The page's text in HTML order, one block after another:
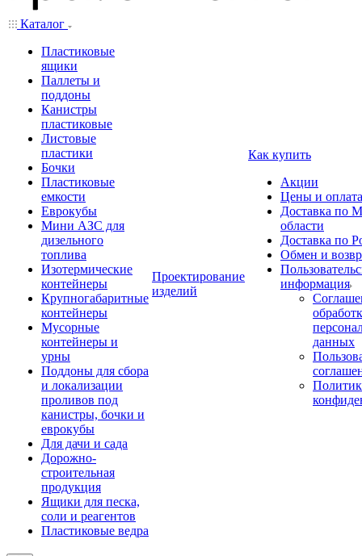
Каталог
Пластиковые
ящики
Паллеты и
поддоны
Канистры
пластиковые
Листовые
пластики
Бочки
Пластиковые
емкости
Еврокубы
Мини АЗС для
дизельного
топлива
Изотермические
контейнеры
Крупногабаритные
контейнеры
Мусорные
контейнеры и
урны
Поддоны для сбора
и локализации
проливов под
канистры, бочки и
еврокубы
Для дачи и сада
Дорожно-
строительная
продукция
Ящики для песка,
соли и реагентов
Пластиковые ведра
Проектирование
изделий
Как купить
Акции
Цены и оплата
Доставка по
области
Доставка по
Обмен и
информация
данных